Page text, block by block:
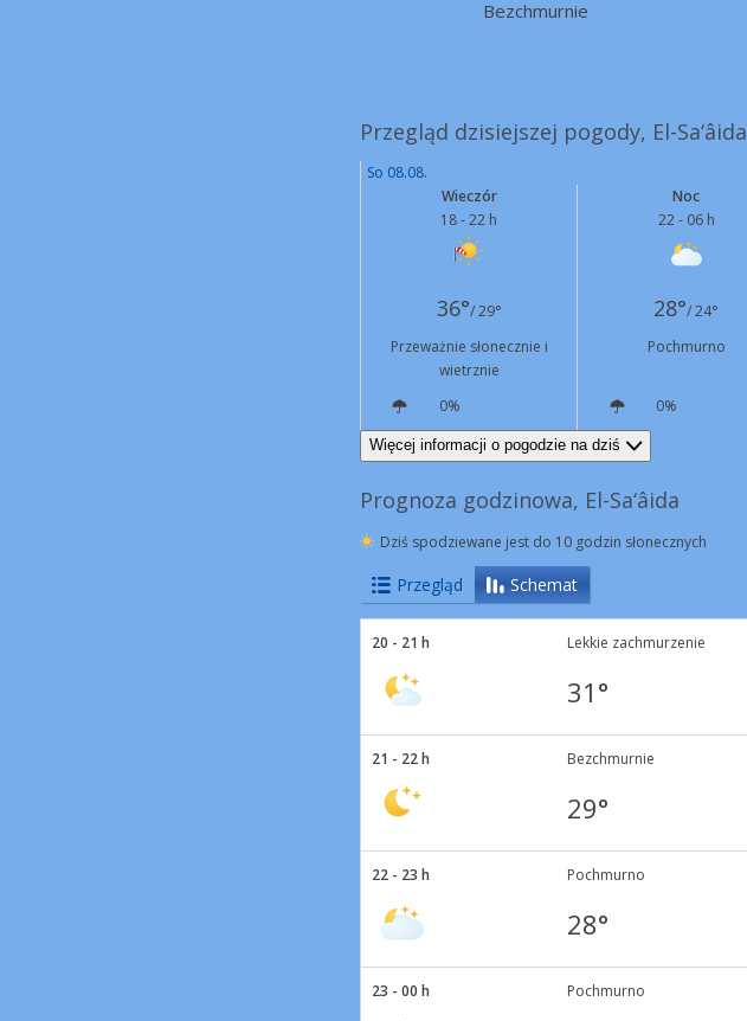
Bezchmurnie
Przegląd dzisiejszej pogody, El-Sa‘âida
So 08.08.
Wieczór
18 - 22 h
Noc
22 - 06 h
36°/ 29° 28°/ 24°
Przeważnie słonecznie i
wietrznie
Pochmurno
0% 0%
N
13 km/h
Więcej informacji o pogodzie na dziś
Prognoza godzinowa, El-Sa‘âida
Dziś spodziewane jest do 10 godzin słonecznych
Przegląd Schemat
20 - 21 h Lekkie zachmurzenie
31°
21 - 22 h Bezchmurnie
29°
22 - 23 h Pochmurno
28°
23 - 00 h Pochmurno